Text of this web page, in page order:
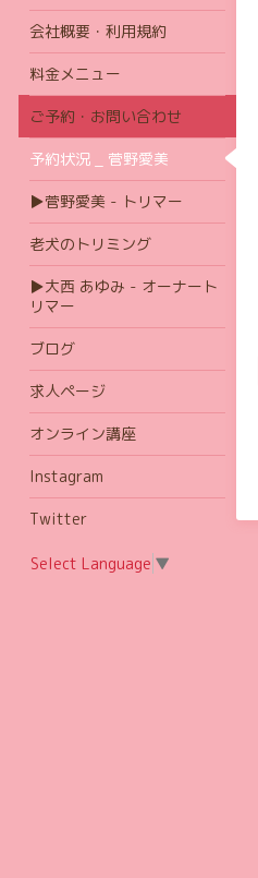
会社概要・利用規約
料金メニュー
ご予約・お問い合わせ
予約状況 _ 菅野愛美
▶菅野愛美 - トリマー
老犬のトリミング
▶大西 あゆみ - オーナート
リマー
ブログ
求人ページ
オンライン講座
Instagram
Twitter
Select Language ▼